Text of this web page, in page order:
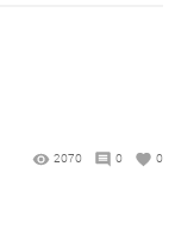
2070 0 0